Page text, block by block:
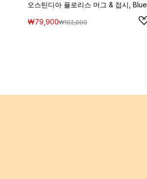
오스틴디아 플로리스 머그 & 접시, Blue
₩79,900₩102,000